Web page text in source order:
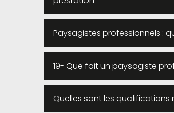
Paysagistes professionnels :
19- Que fait un paysagiste
Quelles sont les qualifications